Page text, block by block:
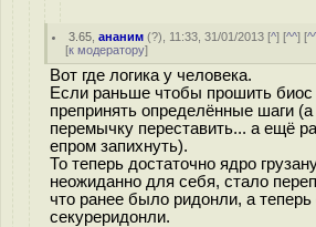
3.65 ,ананим (?), 11:33, 31/01/2013 [^] [^^] [
[к модератору]
Вот где логика у человека.
Если раньше чтобы прошить
препринять определённые шаги
перемычку переставить... а ещё
епром запихнуть).
То теперь достаточно ядро
неожиданно для себя, стало
что ранее было ридонли, а
секуреридонли.